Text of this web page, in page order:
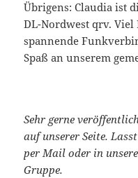
Übrigens: Claudia ist
DL-Nordwest qrv. Viel
spannende
Spaß an unserem
Sehr gerne
auf unserer Seite.
per Mail oder in
Gruppe.